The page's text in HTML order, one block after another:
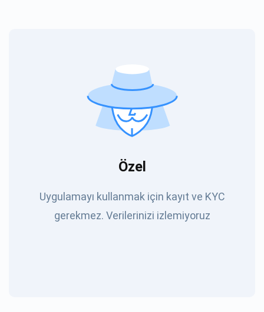
Özel
Uygulamayı kullanmak için kayıt ve KYC
gerekmez. Verilerinizi izlemiyoruz